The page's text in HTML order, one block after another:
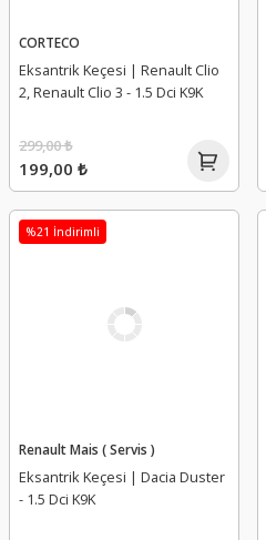
CORTECO
Eksantrik Keçesi | Renault Clio
2, Renault Clio 3 - 1.5 Dci K9K
199,00 ₺
299,00 ₺
%21 İndirimli
Renault Mais ( Servis )
Eksantrik Keçesi | Dacia Duster
- 1.5 Dci K9K